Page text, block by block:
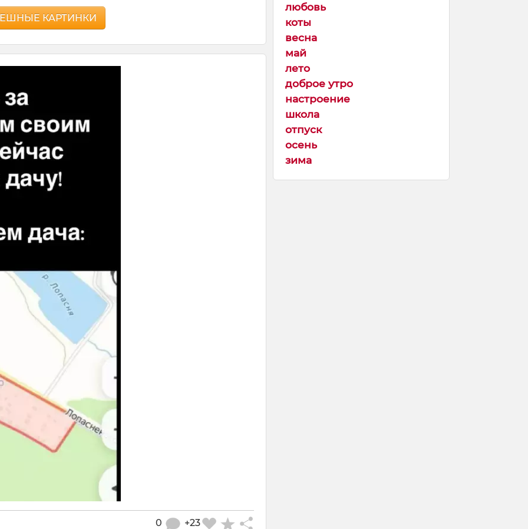
КАРТИНКИ
+23
0
любовь
коты
весна
май
лето
доброе утро
настроение
школа
отпуск
осень
зима